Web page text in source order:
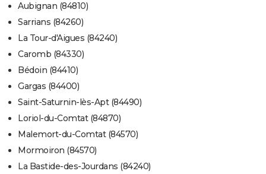
Aubignan (84810)
Sarrians (84260)
La Tour-d'Aigues (84240)
Caromb (84330)
Bédoin (84410)
Gargas (84400)
Saint-Saturnin-lès-Apt (84490)
Loriol-du-Comtat (84870)
Malemort-du-Comtat (84570)
Mormoiron (84570)
La Bastide-des-Jourdans (84240)